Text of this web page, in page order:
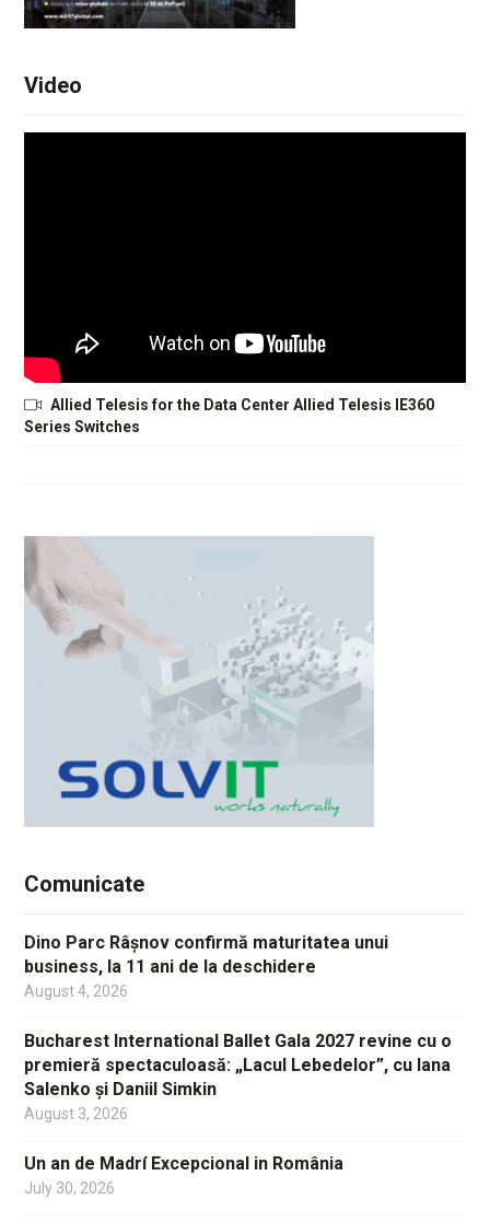
Video
Allied Telesis for the Data Center Allied Telesis IE360
Series Switches
Comunicate
Dino Parc Râșnov confirmă maturitatea unui
business, la 11 ani de la deschidere
August 4, 2026
Bucharest International Ballet Gala 2027 revine cu o
premieră spectaculoasă: „Lacul Lebedelor”, cu Iana
Salenko și Daniil Simkin
August 3, 2026
Un an de Madrí Excepcional in România
July 30, 2026